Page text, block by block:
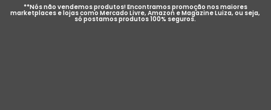
**Nós não vendemos produtos! Encontramos promoção nos maiores
marketplaces e lojas como Mercado Livre, Amazon e Magazine Luiza, ou seja,
só postamos produtos 100% seguros.